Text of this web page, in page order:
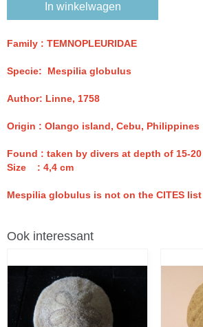
In winkelwagen
Family : TEMNOPLEURIDAE
Specie: Mespilia globulus
Author: Linne, 1758
Origin : Olango island, Cebu, Philippines
Found : taken by divers at depth of 15-20
Size : 4,4 cm
Mespilia globulus is not on the CITES
Ook interessant